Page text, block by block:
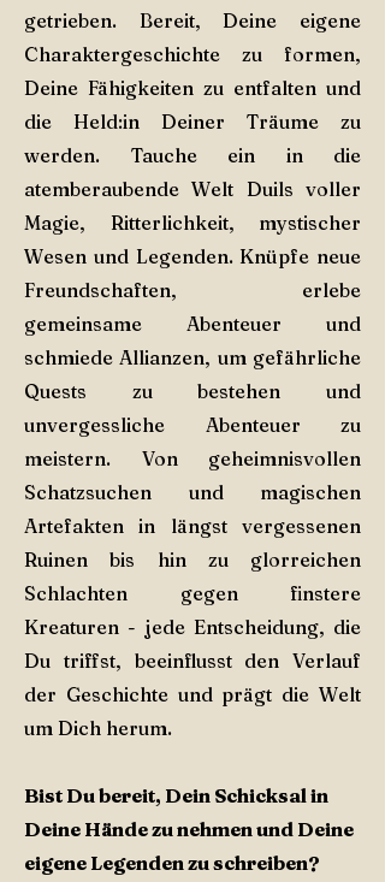
getrieben. Bereit, Deine eigene
Charaktergeschichte zu formen,
Deine Fähigkeiten zu entfalten und
die Held:in Deiner Träume zu
werden. Tauche ein in die
atemberaubende Welt Duils voller
Magie, Ritterlichkeit, mystischer
Wesen und Legenden. Knüpfe neue
Freundschaften, erlebe
gemeinsame Abenteuer und
schmiede Allianzen, um gefährliche
Quests zu bestehen und
unvergessliche Abenteuer zu
meistern. Von geheimnisvollen
Schatzsuchen und magischen
Artefakten in längst vergessenen
Ruinen bis hin zu glorreichen
Schlachten gegen finstere
Kreaturen - jede Entscheidung, die
Du triffst, beeinflusst den Verlauf
der Geschichte und prägt die Welt
um Dich herum.
Bist Du bereit, Dein Schicksal in
Deine Hände zu nehmen und Deine
eigene Legenden zu schreiben?